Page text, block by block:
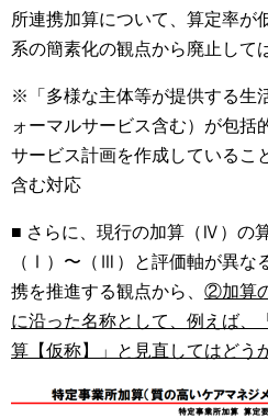
所連携加算について、算定率が
系の簡素化の観点から廃止して
※「多様な主体等が提供する生
ォーマルサービス含む）が包括
サービス計画を作成しているこ
含む対応
■ さらに、現行の加算（Ⅳ）の
（Ⅰ）〜（Ⅲ）と評価軸が異な
携を推進する観点から、 ②加算
に沿った名称として、例えば、
算【仮称】」と見直してはどう